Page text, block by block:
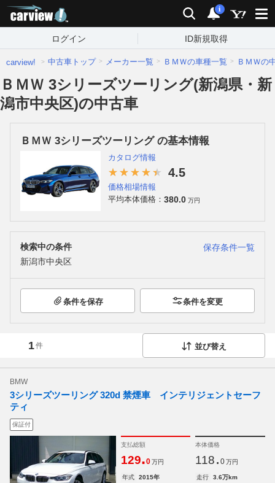
検索 通知
i
ログイン ID新規取得
carview! 中古車トップ メーカー一覧 ＢＭＷの車種一覧 ＢＭＷの
ＢＭＷ 3シリーズツーリング(新潟県・新
潟市中央区)の中古車
ＢＭＷ 3シリーズツーリング の基本情報
カタログ情報
4.5
価格相場情報
平均本体価格： 380.0 万円
検索中の条件
保存条件一覧
新潟市中央区
条件を保存 条件を変更
1件 並び替え
BMW
3シリーズツーリング 320d 禁煙車 インテリジェントセーフ
ティ
保証付
支払総額
129.0 万円
本体価格
118. 0 万円
年式 2015年 走行
3.6万km